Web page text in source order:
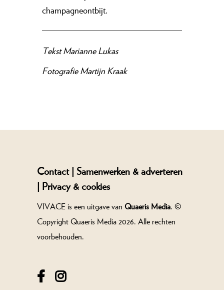
champagneontbijt.
TekstMarianne Lukas
FotografieMartijn Kraak
Contact | Samenwerken & adverteren
| Privacy & cookies
VIVACE is een uitgave van Quaeris Media. ©
Copyright Quaeris Media 2026. Alle rechten
voorbehouden.